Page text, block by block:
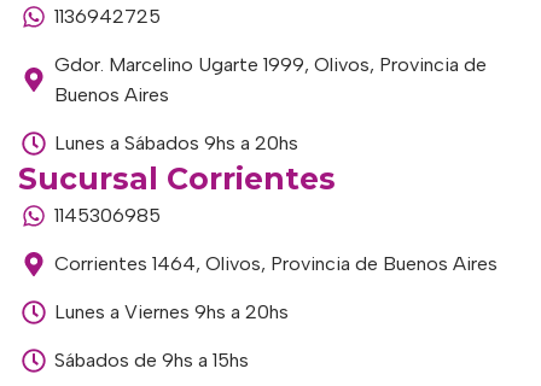
1136942725
Gdor. Marcelino Ugarte 1999, Olivos, Provincia de
Buenos Aires
Lunes a Sábados 9hs a 20hs
Sucursal Corrientes
1145306985
Corrientes 1464, Olivos, Provincia de Buenos Aires
Lunes a Viernes 9hs a 20hs
Sábados de 9hs a 15hs